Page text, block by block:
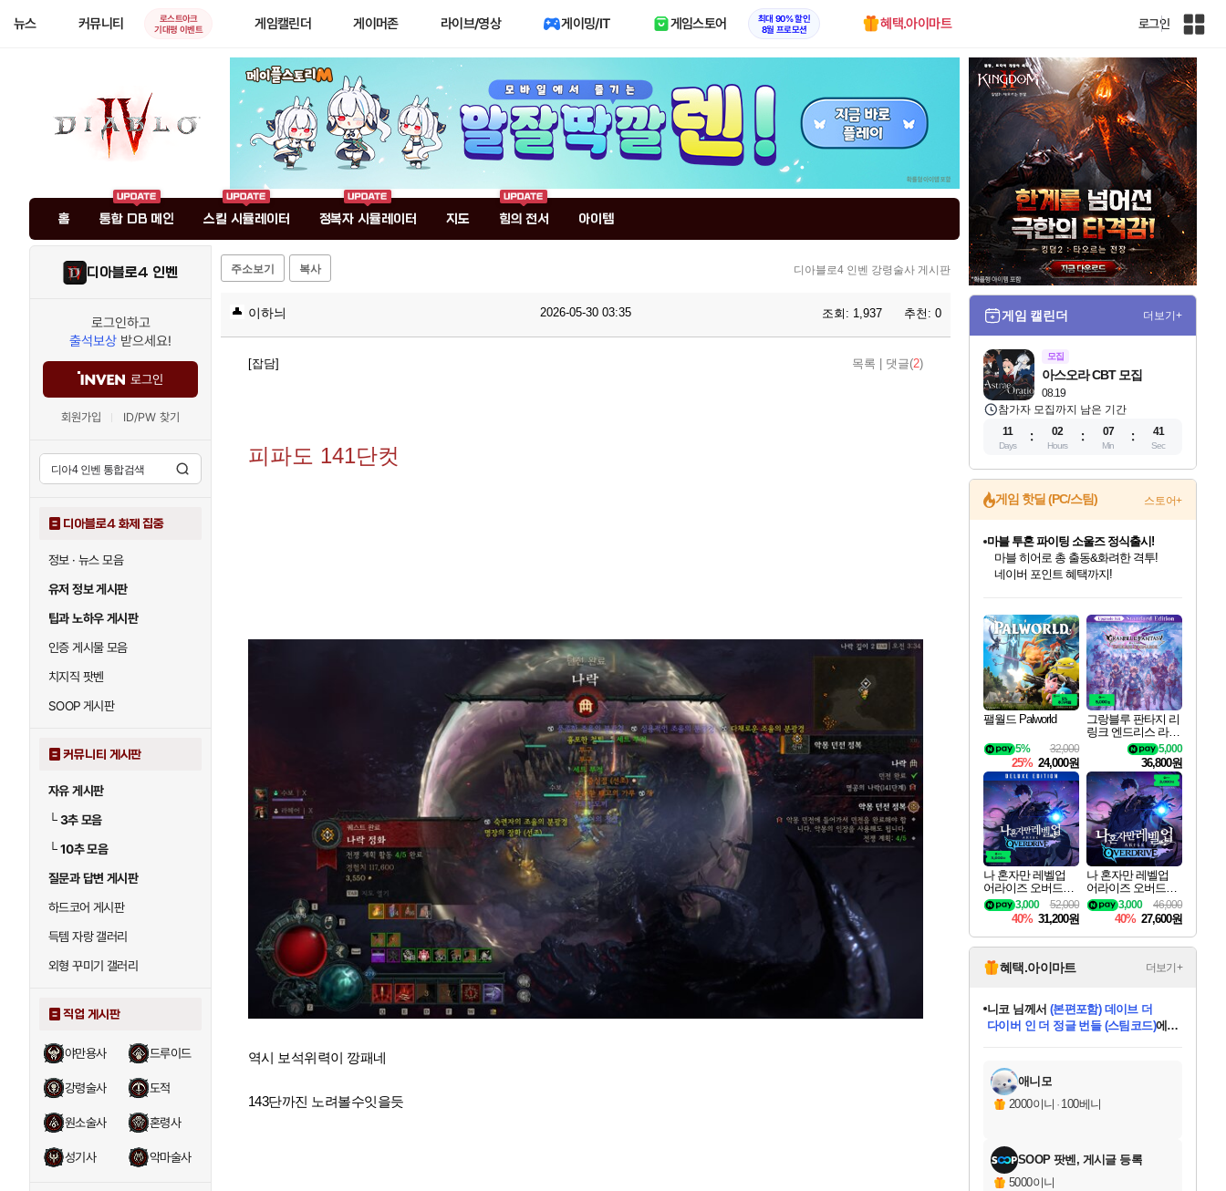
뉴스 커뮤니티
로스트아크
기대평 이벤트
게임캘린더 게이머존 라이브/영상 게이밍/IT 게임스토어
최대 90% 할인
8월 프로모션
혜택.아이마트 로그인
인
전
체
사
이
트
맵
홈 통합 DB 메인 스킬 시뮬레이터 정복자 시뮬레이터 지도 힘의 전서 아이템
디아블로4 인벤
로그인하고
출석보상 받으세요!
로그인
회원가입 ID/PW 찾기
디아블로4 화제 집중
정보 · 뉴스 모음
유저 정보 게시판
팁과 노하우 게시판
인증 게시물 모음
치지직 팟벤
SOOP 게시판
커뮤니티 게시판
자유 게시판
└3추 모음
└10추 모음
질문과 답변 게시판
하드코어 게시판
득템 자랑 갤러리
외형 꾸미기 갤러리
직업 게시판
야만용사 드루이드
강령술사 도적
원소술사 혼령사
성기사 악마술사
주소보기 복사 디아블로4 인벤 강령술사 게시판
이하늬 2026-05-30 03:35 조회: 1,937 추천: 0
[잡담] 목록 댓글(2)
피파도 141단컷
역시 보석위력이 깡패네
143단까진 노려볼수잇을듯
게임 캘린더 더보기+
모집
08.19
아스오라 CBT 모집
참가자 모집까지 남은 기간
11
Days
02
Hours
07
Min
39
Sec
게임 핫딜 (PC/스팀) 스토어+
최대 90% 할인가를 만나보세요!
네이버혜택과 함께 만나보세요!
50%할인&추가 적립까지!
마블 투혼 파이팅 소울즈 정식출시!
마블 히어로 총 출동&화려한 격투!
네이버 포인트 혜택까지!
이니&베니 혜택까지!
네이버 혜택가와 함께 예약하세요!
할인&네이버혜택으로 만나보세요!
네이버페이 혜택과 만나보세요!
40주년 프로모션으로 만나보세요!
할인가에 만나보세요!
일부 에디션 상시 할인!
혜택으로 예약 판매 중
편안하게 충전하세요
팰월드 Palworld
32,000
5%
25% 24,000원
그랑블루 판타지 리
링크 엔드리스 라그
나로크 업그레이드
킷 Granblue Fantasy
Relink Endless Ragn
arok Upgrade Kit DL
C
5,000
36,800원
나 혼자만 레벨업
어라이즈 오버드라
이브 디럭스 에디션
Solo Leveling Arise
Overdrive Deluxe Edi
tion
52,000
3,000
40% 31,200원
나 혼자만 레벨업
어라이즈 오버드라
이브 Solo Leveling A
rise
46,000
3,000
40% 27,600원
혜택.아이마트 더보기+
교환.
당첨되셨습니다.
니코님께서 (본편포함) 데이브 더
다이버 인 더 정글 번들 (스팀코드)에
당첨되셨습니다.
당첨되셨습니다.
당첨되셨습니다.
당첨되셨습니다.
당첨되셨습니다.
에디션 (스팀코드)
당첨되셨습니다.
애니모
2000이니 · 100베니
SOOP 팟벤, 게시글 등록
5000이니